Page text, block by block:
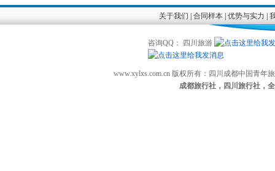
关于我们 合同样本| 优势与实力
咨询QQ： 四川旅游
www.xylxs.com.cn 版权所有：四川成都中国青
成都旅行社，四川旅行社，